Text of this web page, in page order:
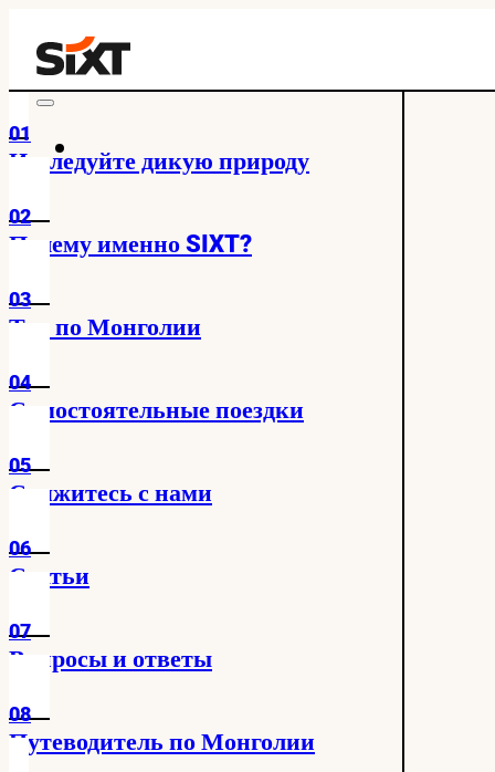
01
Исследуйте дикую природу
02
Почему именно SIXT?
03
Тур по Монголии
04
Самостоятельные поездки
05
Свяжитесь с нами
06
Статьи
07
Вопросы и ответы
08
Путеводитель по Монголии